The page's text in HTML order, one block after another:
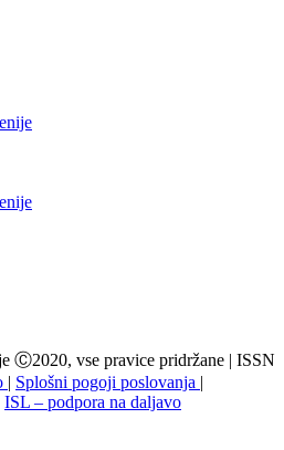
Ⓒ2020, vse pravice pridržane | ISSN
| Splošni pogoji poslovanja |
ISL – podpora na daljavo